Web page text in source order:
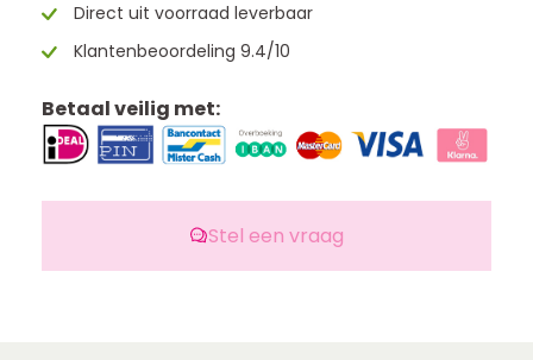
Direct uit voorraad leverbaar
Klantenbeoordeling 9.4/10
Betaal veilig met:
Stel een vraag